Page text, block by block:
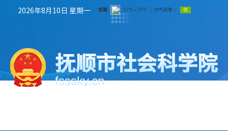
2026年8月10日 星期一
抚顺市社会科学院
fsssky.cn